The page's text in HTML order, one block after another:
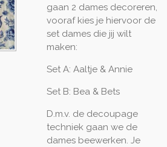
gaan 2 dames decoreren,
vooraf kies je hiervoor de
set dames die jij wilt
maken:
Set A: Aaltje & Annie
Set B: Bea & Bets
D.m.v. de decoupage
techniek gaan we de
dames beewerken. Je